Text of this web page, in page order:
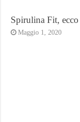
Spirulina Fit,
Maggio 1, 2020